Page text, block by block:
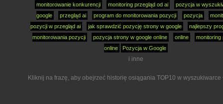
monitorowanie konkurencji
monitoring przegląd od ai
pozycja w
google
przegląd ai program do monitorowania pozycji pozycja
pozycji w przegląd ai
jak sprawdzić pozycję strony w google
najlepszy
monitorowania pozycji
pozycja strony w google online online
monitoring
online
Pozycja w Google
i inne
Kliknij na frazę, aby obejrzeć historię osiągania TOP10 w wyszukiwarce